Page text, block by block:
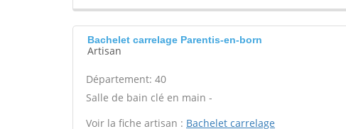
Bachelet carrelage Parentis-en-born
Artisan
Département: 40
Salle de bain clé en main -
Voir la fiche artisan : Bachelet carrelage